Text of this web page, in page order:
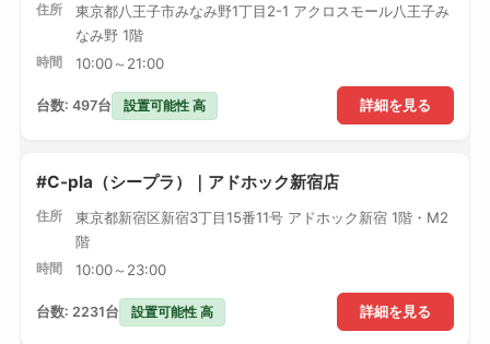
住所
東京都八王子市みなみ野1丁目2-1 アクロスモール八王子み
なみ野 1階
時間 10:00～21:00
詳細を見る
台数: 497台 設置可能性 高
#C-pla（シープラ）｜アドホック新宿店
住所
東京都新宿区新宿3丁目15番11号 アドホック新宿 1階・M2
階
時間 10:00～23:00
詳細を見る
台数: 2231台 設置可能性 高